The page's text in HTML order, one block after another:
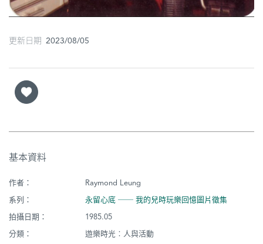
更新日期 2023/08/05
基本資料
作者：
Raymond Leung
系列：
永留心底 ── 我的兒時玩樂回憶圖片徵集
拍攝日期：
1985.05
分類：
遊樂時光︰人與活動